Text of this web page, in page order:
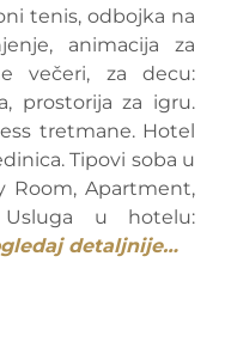
tenis, odbojka na
animacija za
večeri, za decu:
prostorija za igru.
tretmane. Hotel
Tipovi soba u
Room, Apartment,
u hotelu:
detaljnije…